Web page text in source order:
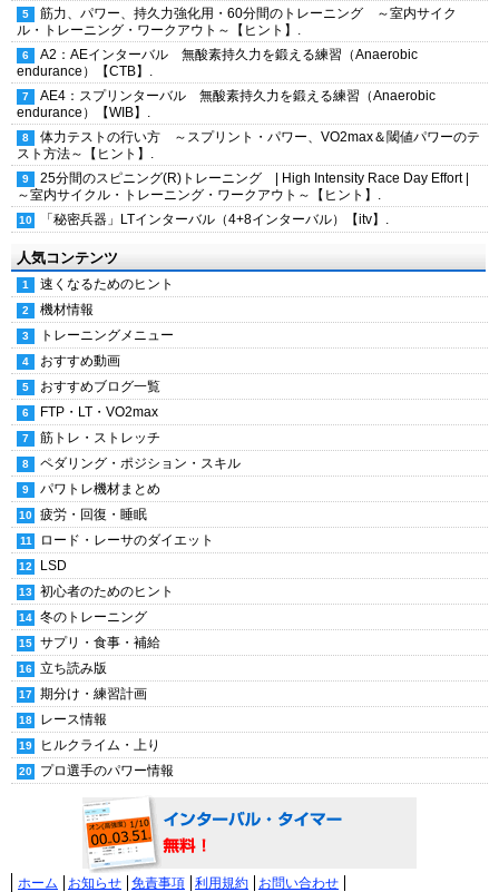
筋力、パワー、持久力強化用・60分間のトレーニング ～室内サイク
ル・トレーニング・ワークアウト～【ヒント】.
A2：AEインターバル 無酸素持久力を鍛える練習（Anaerobic
endurance）【CTB】.
AE4：スプリンターバル 無酸素持久力を鍛える練習（Anaerobic
endurance）【WIB】.
体力テストの行い方 ～スプリント・パワー、VO2max＆閾値パワーのテ
スト方法～【ヒント】.
25分間のスピニング(R)トレーニング | High Intensity Race Day Effort |
～室内サイクル・トレーニング・ワークアウト～【ヒント】.
「秘密兵器」LTインターバル（4+8インターバル）【itv】.
人気コンテンツ
速くなるためのヒント
機材情報
トレーニングメニュー
おすすめ動画
おすすめブログ一覧
FTP・LT・VO2max
筋トレ・ストレッチ
ペダリング・ポジション・スキル
パワトレ機材まとめ
疲労・回復・睡眠
ロード・レーサのダイエット
LSD
初心者のためのヒント
冬のトレーニング
サプリ・食事・補給
立ち読み版
期分け・練習計画
レース情報
ヒルクライム・上り
プロ選手のパワー情報
ホーム お知らせ 免責事項 利用規約 お問い合わせ